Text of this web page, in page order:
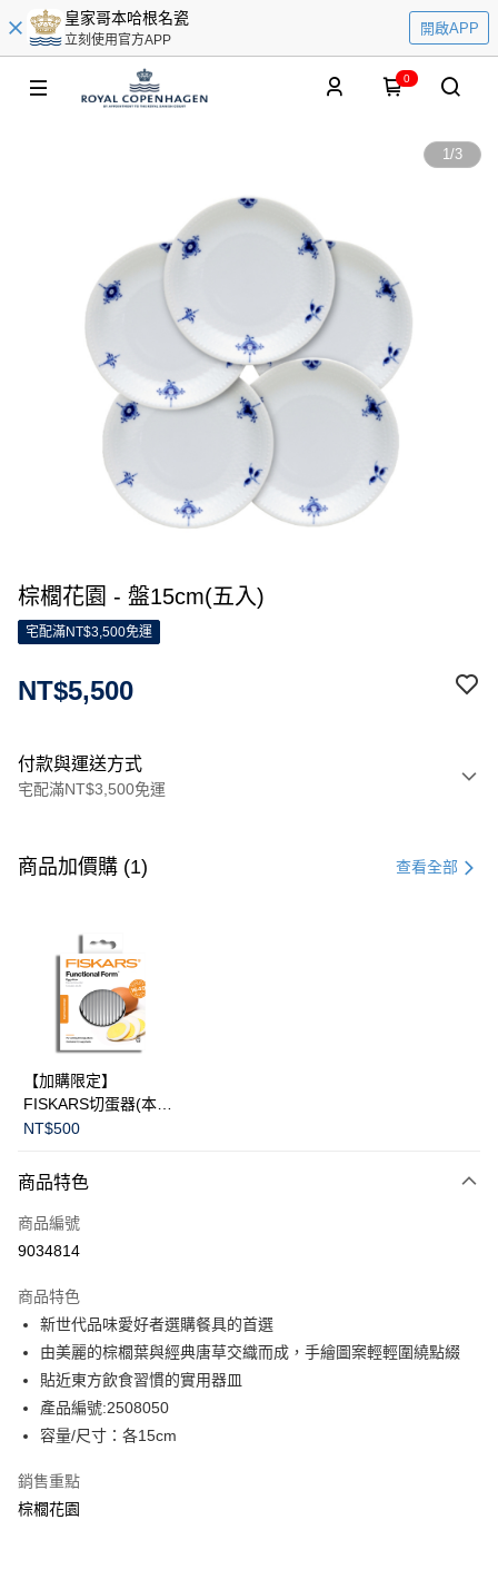
皇家哥本哈根名瓷
立刻使用官方APP
開啟APP
0
1/3
棕櫚花園 - 盤15cm(五入)
宅配滿NT$3,500免運
NT$5,500
付款與運送方式
宅配滿NT$3,500免運
信用卡一次付款
3 期 0 利率 每期
合作金庫商業銀行
華南商業銀行
上海商業儲蓄銀行
國泰世華商業銀行
臺灣中小企業銀行
匯豐（台灣）商業銀行
聯邦商業銀行
元大商業銀行
台新國際商業銀行
LINE Pay
Apple Pay
運送方式
黑貓宅急便
商品加價購 (1) 查看全部
【加購限定】
FISKARS切蛋器(本商
品不提供破損保證)
NT$500
商品特色
商品編號
9034814
商品特色
新世代品味愛好者選購餐具的首選
由美麗的棕櫚葉與經典唐草交織而成，手繪圖案輕輕圍繞點綴
貼近東方飲食習慣的實用器皿
產品編號:2508050
容量/尺寸：各15cm
銷售重點
棕櫚花園